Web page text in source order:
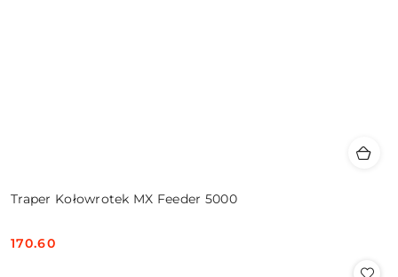
Traper Kołowrotek MX Feeder 5000
Cena:
170.60